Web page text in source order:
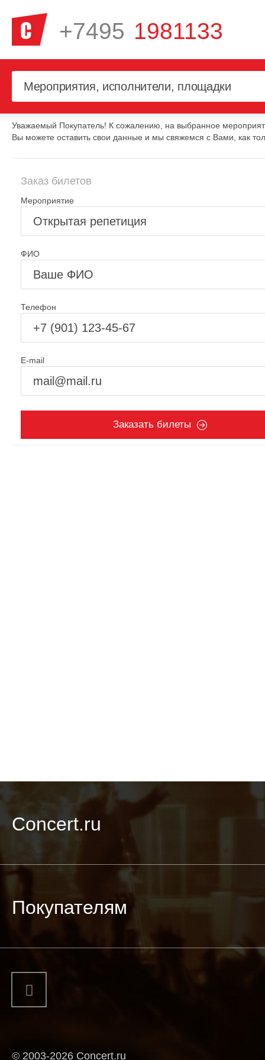
+7495 1981133
Уважаемый Покупатель! К сожалению, на выбранное
Вы можете оставить свои данные и мы свяжемся с Вами, как
Заказ билетов
Мероприятие
ФИО
Телефон
E-mail
Заказать билеты
Concert.ru
Покупателям
© 2003-2026 Concert.ru